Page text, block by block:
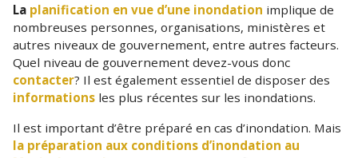
La planification en vue d’une inondation implique de
nombreuses personnes, organisations, ministères et
autres niveaux de gouvernement, entre autres facteurs.
Quel niveau de gouvernement devez-vous donc
contacter? Il est également essentiel de disposer des
informations les plus récentes sur les inondations.
Il est important d’être préparé en cas d’inondation. Mais
la préparation aux conditions d’inondation au